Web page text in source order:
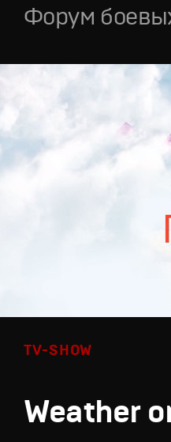
Форум
TV-SHOW
Weather